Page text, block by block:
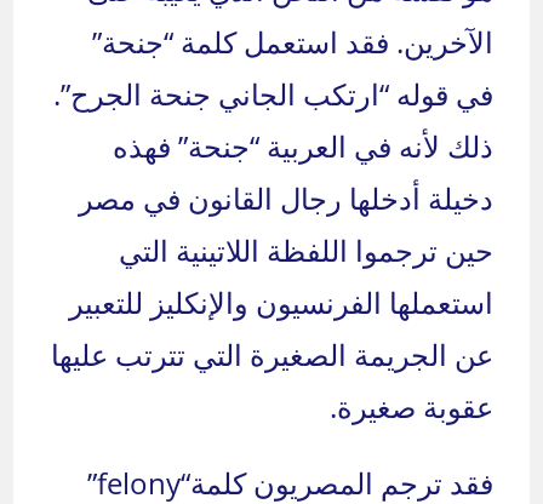
الآخرين. فقد استعمل كلمة “جنحة”
في قوله “ارتكب الجاني جنحة الجرح”.
ذلك لأنه في العربية “جنحة” فهذه
دخيلة أدخلها رجال القانون في مصر
حين ترجموا اللفظة اللاتينية التي
استعملها الفرنسيون والإنكليز للتعبير
عن الجريمة الصغيرة التي تترتب عليها
عقوبة صغيرة.
فقد ترجم المصريون كلمة“felony”